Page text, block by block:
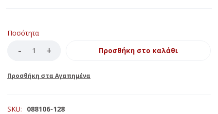
Ποσότητα
Προσθήκη στο καλάθι
SKU: 088106-128